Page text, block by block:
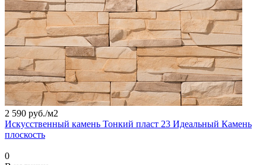
2 590 руб./м2
Искусственный камень Тонкий пласт 23 Идеальный Камень
плоскость
0